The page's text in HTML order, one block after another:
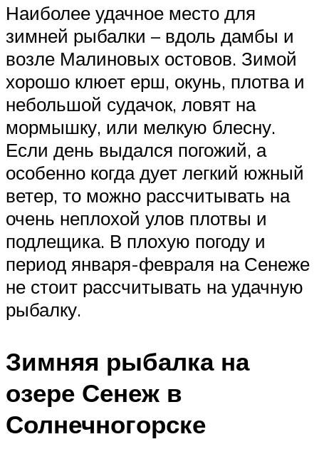
Наиболее удачное место для
зимней рыбалки – вдоль дамбы и
возле Малиновых остовов. Зимой
хорошо клюет ерш, окунь, плотва и
небольшой судачок, ловят на
мормышку, или мелкую блесну.
Если день выдался погожий, а
особенно когда дует легкий южный
ветер, то можно рассчитывать на
очень неплохой улов плотвы и
подлещика. В плохую погоду и
период января-февраля на Сенеже
не стоит рассчитывать на удачную
рыбалку.
Зимняя рыбалка на
озере Сенеж в
Солнечногорске